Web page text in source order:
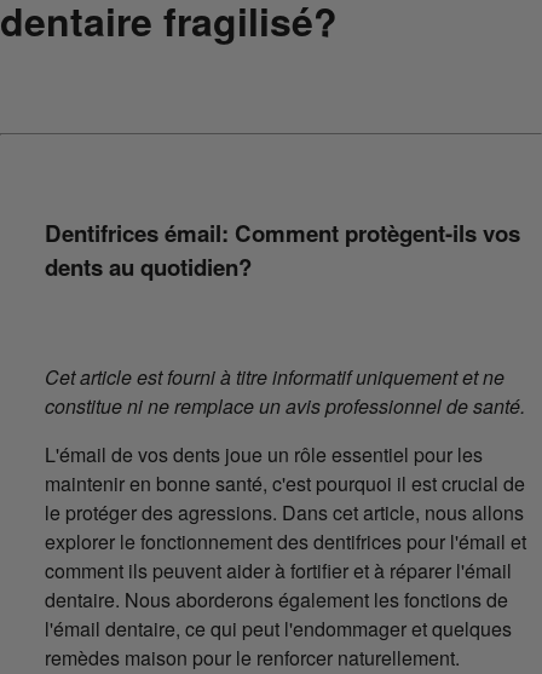
dentaire fragilisé?
Dentifrices émail: Comment protègent-ils vos
dents au quotidien?
Cet article est fourni à titre informatif uniquement et ne
constitue ni ne remplace un avis professionnel de santé.
L'émail de vos dents joue un rôle essentiel pour les
maintenir en bonne santé, c'est pourquoi il est crucial de
le protéger des agressions. Dans cet article, nous allons
explorer le fonctionnement des dentifrices pour l'émail et
comment ils peuvent aider à fortifier et à réparer l'émail
dentaire. Nous aborderons également les fonctions de
l'émail dentaire, ce qui peut l'endommager et quelques
remèdes maison pour le renforcer naturellement.